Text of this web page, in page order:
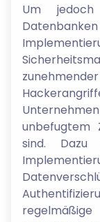
Um jedoch
unbefugtem
sind.